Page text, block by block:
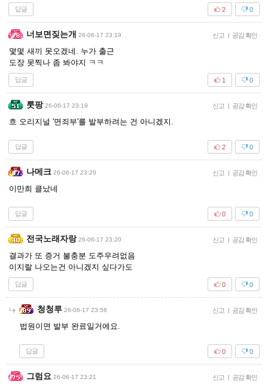
답글 0
2
너보면짖는개 26-06-17 23:19 신고 공감 확인
몇몇 새끼 못오겠네. 누가 출근
도장 못찍나 좀 봐야지 ㅋㅋ
답글 0
1
룻팡 26-06-17 23:19 신고 공감 확인
흐 오리지널 '면죄부'를 발부하려는 건 아니겠지.
답글 0
2
나메크 26-06-17 23:20 신고 공감 확인
이만희 클났네
답글 0
0
전국노래자랑 26-06-17 23:20 신고 공감 확인
결과가 또 증거 불충분 도주우려없음
이지랄 나오는건 아니겠지 싶다가도
답글 0
0
청청루 26-06-17 23:58 신고 공감 확인
법원이면 발부 완료일거에요.
답글 0
0
그럼요 26-06-17 23:21 신고 공감 확인